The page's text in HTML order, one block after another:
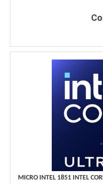
MICRO INTEL 1851 INTEL